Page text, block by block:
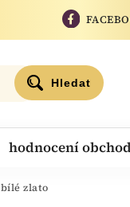
Hledat
hodnocení
zlato